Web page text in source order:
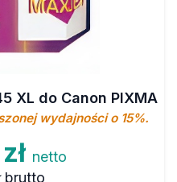
XL do Canon PIXMA
wydajności o 15%.
netto
brutto